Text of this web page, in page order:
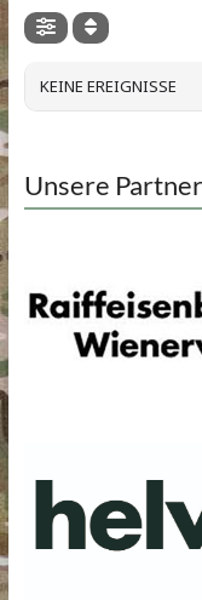
KEINE EREIGNISSE
Unsere Partner